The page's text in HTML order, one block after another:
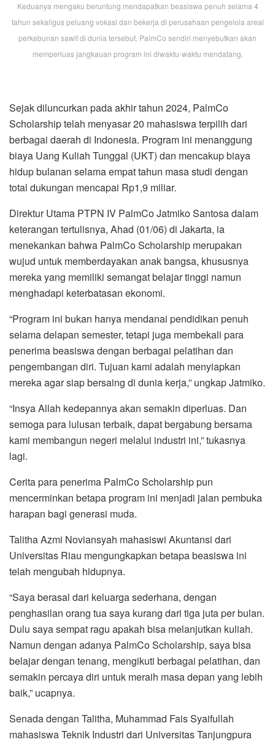
Keduanya mengaku beruntung mendapatkan beasiswa penuh selama 4
tahun sekaligus peluang vokasi dan bekerja di perusahaan pengelola areal
perkebunan sawit di dunia tersebut. PalmCo sendiri menyebutkan akan
memperluas jangkauan program ini diwaktu-waktu mendatang.
Sejak diluncurkan pada akhir tahun 2024, PalmCo
Scholarship telah menyasar 20 mahasiswa terpilih dari
berbagai daerah di Indonesia. Program ini menanggung
biaya Uang Kuliah Tunggal (UKT) dan mencakup biaya
hidup bulanan selama empat tahun masa studi dengan
total dukungan mencapai Rp1,9 miliar.
Direktur Utama PTPN IV PalmCo Jatmiko Santosa dalam
keterangan tertulisnya, Ahad (01/06) di Jakarta, ia
menekankan bahwa PalmCo Scholarship merupakan
wujud untuk memberdayakan anak bangsa, khususnya
mereka yang memiliki semangat belajar tinggi namun
menghadapi keterbatasan ekonomi.
“Program ini bukan hanya mendanai pendidikan penuh
selama delapan semester, tetapi juga membekali para
penerima beasiswa dengan berbagai pelatihan dan
pengembangan diri. Tujuan kami adalah menyiapkan
mereka agar siap bersaing di dunia kerja,” ungkap Jatmiko.
“Insya Allah kedepannya akan semakin diperluas. Dan
semoga para lulusan terbaik, dapat bergabung bersama
kami membangun negeri melalui industri ini,” tukasnya
lagi.
Cerita para penerima PalmCo Scholarship pun
mencerminkan betapa program ini menjadi jalan pembuka
harapan bagi generasi muda.
Talitha Azmi Noviansyah mahasiswi Akuntansi dari
Universitas Riau mengungkapkan betapa beasiswa ini
telah mengubah hidupnya.
“Saya berasal dari keluarga sederhana, dengan
penghasilan orang tua saya kurang dari tiga juta per bulan.
Dulu saya sempat ragu apakah bisa melanjutkan kuliah.
Namun dengan adanya PalmCo Scholarship, saya bisa
belajar dengan tenang, mengikuti berbagai pelatihan, dan
semakin percaya diri untuk meraih masa depan yang lebih
baik,” ucapnya.
Senada dengan Talitha, Muhammad Fais Syaifullah
mahasiswa Teknik Industri dari Universitas Tanjungpura